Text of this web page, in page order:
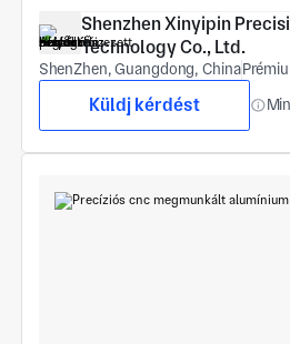
Shenzhen Xinyipin
Technology Co., Ltd.
ShenZhen, Guangdong, China
Küldj kérdést